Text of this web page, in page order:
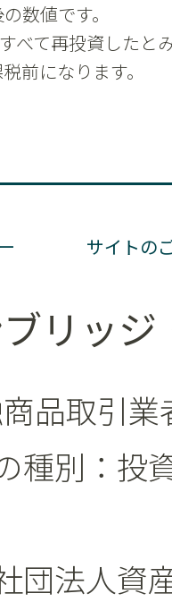
サイトの
リッ
品取引
種別：投
団法人資